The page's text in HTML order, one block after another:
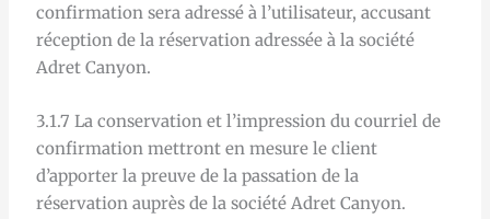
confirmation sera adressé à l’utilisateur, accusant
réception de la réservation adressée à la société
Adret Canyon.
3.1.7 La conservation et l’impression du courriel de
confirmation mettront en mesure le client
d’apporter la preuve de la passation de la
réservation auprès de la société Adret Canyon.